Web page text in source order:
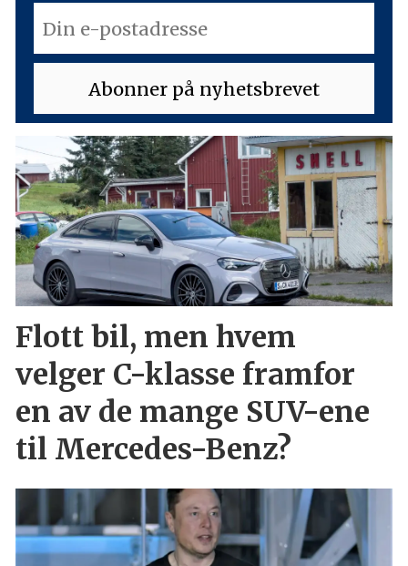
Flott bil, men hvem
velger C-klasse framfor
en av de mange SUV-ene
til Mercedes-Benz?